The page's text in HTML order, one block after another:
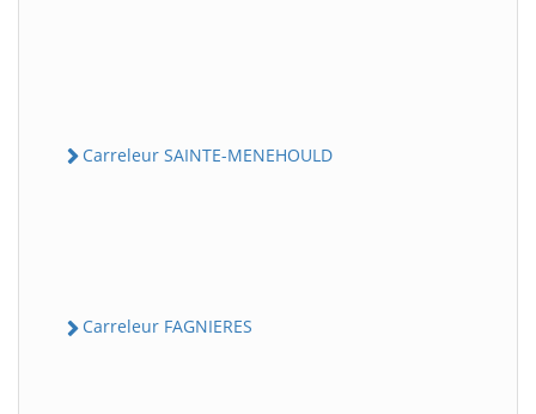
Carreleur SAINTE-MENEHOULD
Carreleur FAGNIERES